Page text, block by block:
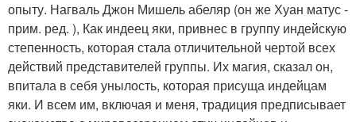
опыту. Нагваль Джон Мишель абеляр (он же Хуан матус -
прим. ред. ), Как индеец яки, привнес в группу индейскую
степенность, которая стала отличительной чертой всех
действий представителей группы. Их магия, сказал он,
впитала в себя унылость, которая присуща индейцам
яки. И всем им, включая и меня, традиция предписывает